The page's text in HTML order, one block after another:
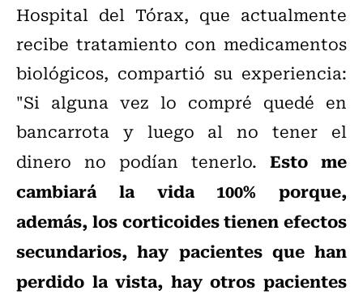
Hospital del Tórax, que actualmente
recibe tratamiento con medicamentos
biológicos, compartió su experiencia:
"Si alguna vez lo compré quedé en
bancarrota y luego al no tener el
dinero no podían tenerlo. Esto me
cambiará la vida 100% porque,
además, los corticoides tienen efectos
secundarios, hay pacientes que han
perdido la vista, hay otros pacientes